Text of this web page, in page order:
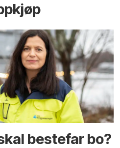
bestefar bo?